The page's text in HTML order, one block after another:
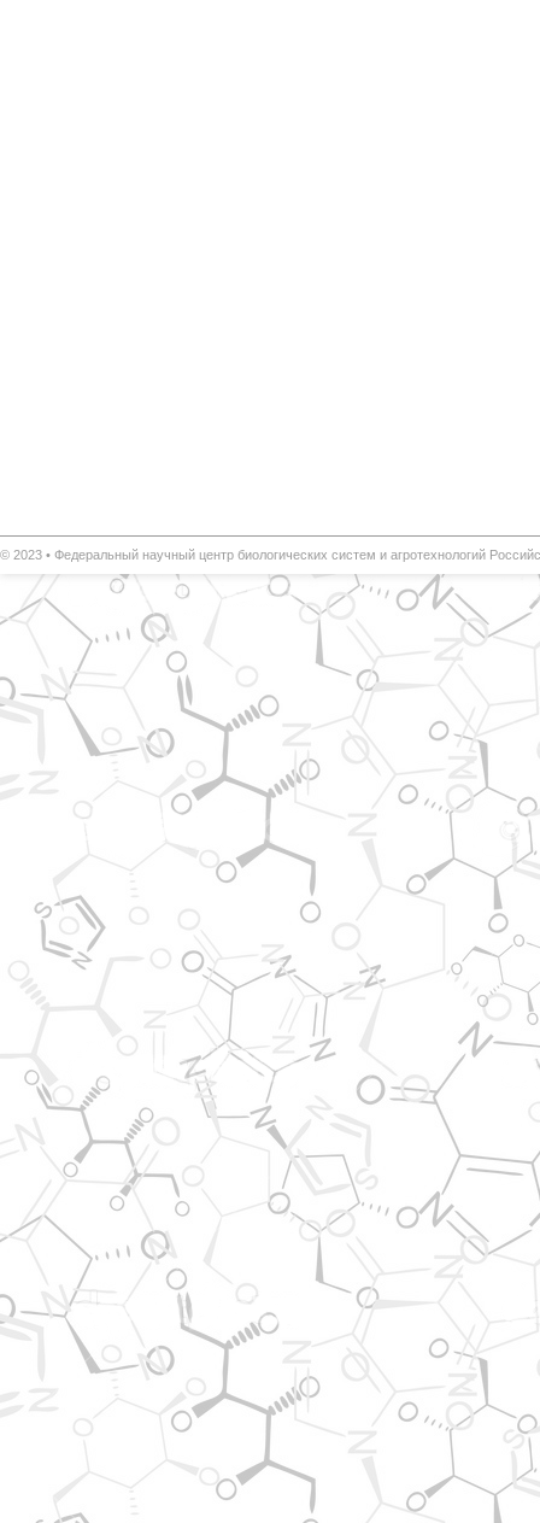
© 2023 • Федеральный научный центр биологических систем и агротехнологий